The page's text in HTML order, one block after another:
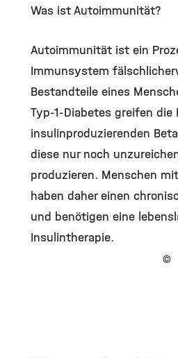
Was ist Autoimmunität?
Autoimmunität ist ein
Immunsystem
Bestandteile eines
Typ-1-Diabetes greifen die
insulinproduzierenden
diese nur noch
produzieren. Menschen
haben daher einen
und benötigen eine
Insulintherapie.
©